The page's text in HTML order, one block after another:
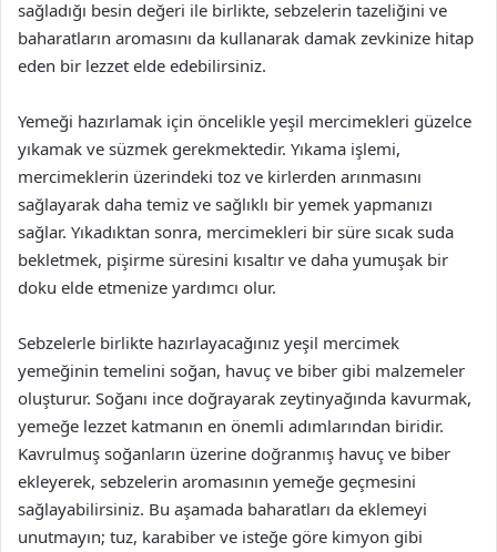
sağladığı besin değeri ile birlikte, sebzelerin tazeliğini ve
baharatların aromasını da kullanarak damak zevkinize hitap
eden bir lezzet elde edebilirsiniz.
Yemeği hazırlamak için öncelikle yeşil mercimekleri güzelce
yıkamak ve süzmek gerekmektedir. Yıkama işlemi,
mercimeklerin üzerindeki toz ve kirlerden arınmasını
sağlayarak daha temiz ve sağlıklı bir yemek yapmanızı
sağlar. Yıkadıktan sonra, mercimekleri bir süre sıcak suda
bekletmek, pişirme süresini kısaltır ve daha yumuşak bir
doku elde etmenize yardımcı olur.
Sebzelerle birlikte hazırlayacağınız yeşil mercimek
yemeğinin temelini soğan, havuç ve biber gibi malzemeler
oluşturur. Soğanı ince doğrayarak zeytinyağında kavurmak,
yemeğe lezzet katmanın en önemli adımlarından biridir.
Kavrulmuş soğanların üzerine doğranmış havuç ve biber
ekleyerek, sebzelerin aromasının yemeğe geçmesini
sağlayabilirsiniz. Bu aşamada baharatları da eklemeyi
unutmayın; tuz, karabiber ve isteğe göre kimyon gibi